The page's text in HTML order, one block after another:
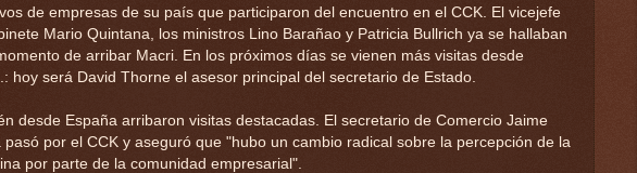
de empresas de su país que participaron del encuentro en el CCK. El vicejefe
Mario Quintana, los ministros Lino Barañao y Patricia Bullrich ya se hallaban
de arribar Macri. En los próximos días se vienen más visitas desde
hoy será David Thorne el asesor principal del secretario de Estado.
desde España arribaron visitas destacadas. El secretario de Comercio Jaime
pasó por el CCK y aseguró que "hubo un cambio radical sobre la percepción de la
por parte de la comunidad empresarial".